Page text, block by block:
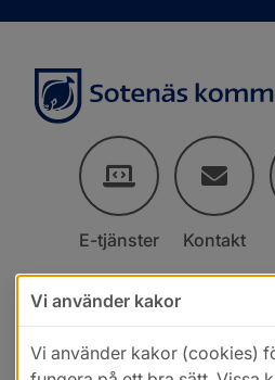
E-tjänster Kontakt
Vi använder kakor
Vi använder kakor (cookies)